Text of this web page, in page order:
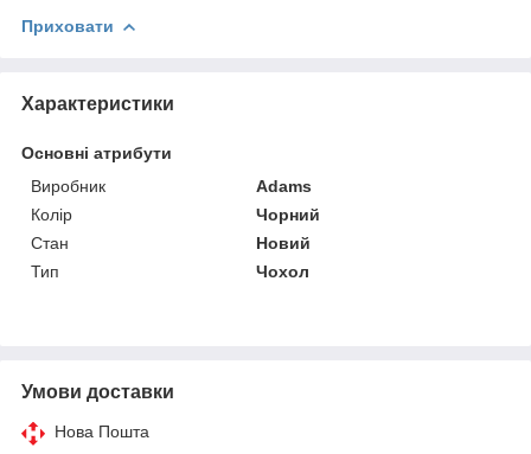
Приховати
Характеристики
Основні атрибути
Виробник
Adams
Колір
Чорний
Стан
Новий
Тип
Чохол
Умови доставки
Нова Пошта